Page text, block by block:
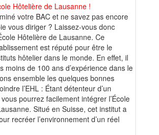
Hôtelière de Lausanne !
votre BAC et ne savez pas encore
vous diriger ? Laissez-vous donc
Hôtelière de Lausanne. Ce
est réputé pour être le
hôtelier dans le monde. En effet, il
moins de 100 ans d’expérience dans le
ensemble les quelques bonnes
l’EHL : Étant détenteur d’un
pourrez facilement intégrer l’École
Situé en Suisse, cet institut a
recréer l’environnement d’un réel